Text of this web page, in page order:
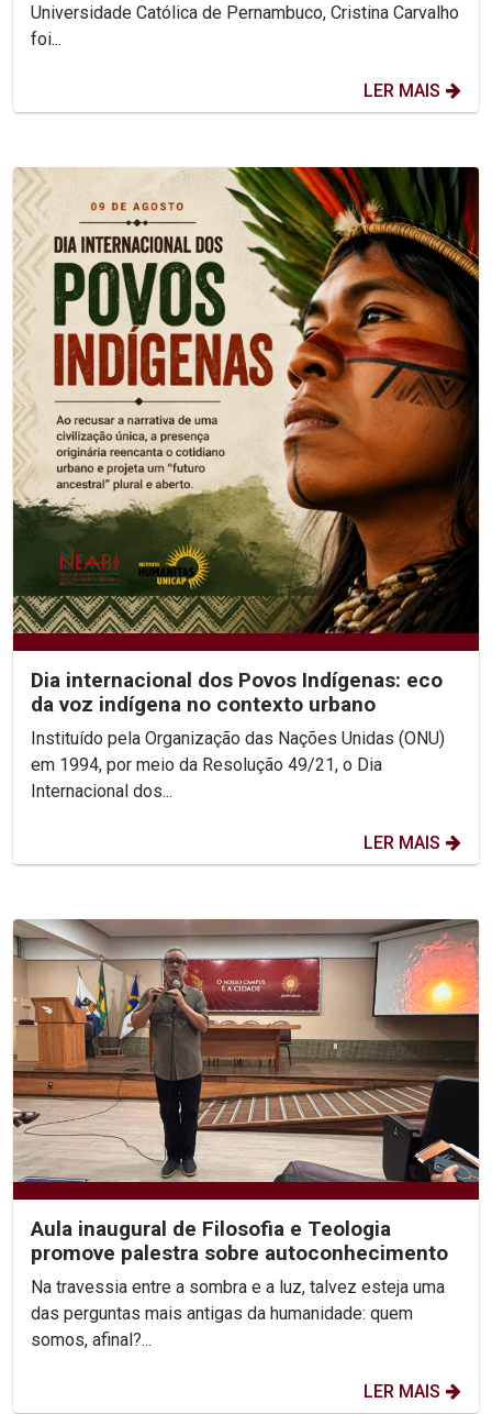
Universidade Católica de Pernambuco, Cristina Carvalho
foi...
LER MAIS
Dia internacional dos Povos Indígenas: eco
da voz indígena no contexto urbano
Instituído pela Organização das Nações Unidas (ONU)
em 1994, por meio da Resolução 49/21, o Dia
Internacional dos...
LER MAIS
Aula inaugural de Filosofia e Teologia
promove palestra sobre autoconhecimento
Na travessia entre a sombra e a luz, talvez esteja uma
das perguntas mais antigas da humanidade: quem
somos, afinal?...
LER MAIS